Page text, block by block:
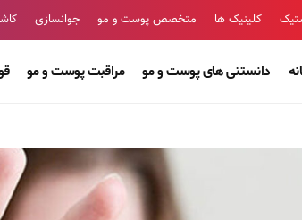
کلینیک ها متخصص پوست و مو جوانسازی
دانستنی های پوست و مو مراقبت پوست و مو